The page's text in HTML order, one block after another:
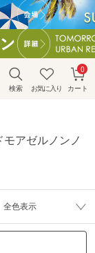
検索 お気に入り カート
0
モアゼルノンノ
全色表示